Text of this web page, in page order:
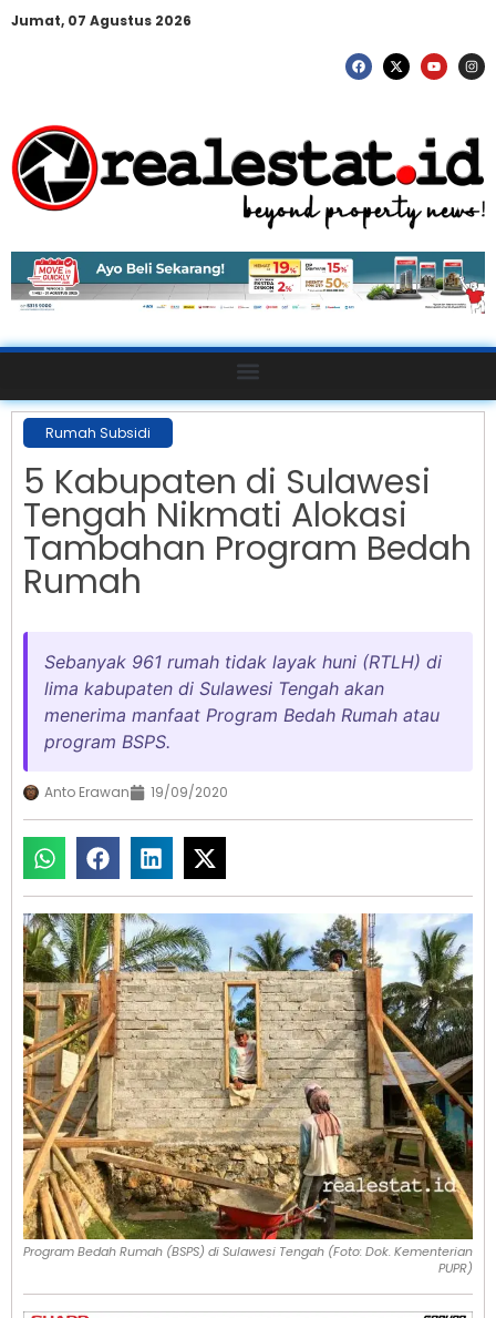
Jumat, 07 Agustus 2026
Rumah Subsidi
5 Kabupaten di Sulawesi
Tengah Nikmati Alokasi
Tambahan Program Bedah
Rumah
Sebanyak 961 rumah tidak layak huni (RTLH) di
lima kabupaten di Sulawesi Tengah akan
menerima manfaat Program Bedah Rumah atau
program BSPS.
Anto Erawan 19/09/2020
Program Bedah Rumah (BSPS) di Sulawesi Tengah (Foto: Dok. Kementerian
PUPR)